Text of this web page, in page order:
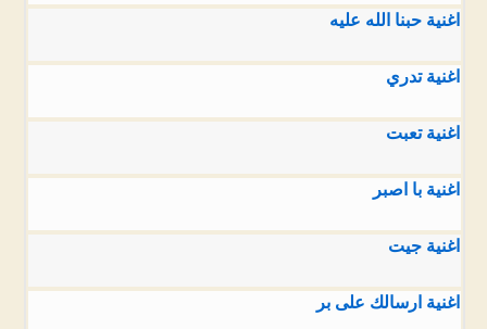
اغنية حبنا الله عليه
اغنية تدري
اغنية تعبت
اغنية با اصبر
اغنية جيت
اغنية ارسالك على بر